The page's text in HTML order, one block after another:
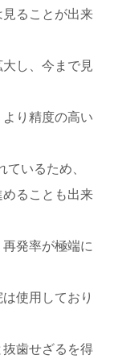
ることが出来
し、今まで見
り精度の高い
いるため、
ることも出来
発率が極端に
使用しており
歯せざるを得